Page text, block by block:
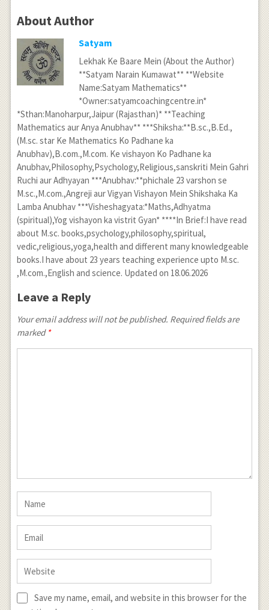
About Author
Satyam
Lekhak Ke Baare Mein (About the Author)
**Satyam Narain Kumawat** **Website
Name:Satyam Mathematics**
*Owner:satyamcoachingcentre.in*
*Sthan:Manoharpur,Jaipur (Rajasthan)* **Teaching
Mathematics aur Anya Anubhav** ***Shiksha:**B.sc.,B.Ed.,
(M.sc. star Ke Mathematics Ko Padhane ka
Anubhav),B.com.,M.com. Ke vishayon Ko Padhane ka
Anubhav,Philosophy,Psychology,Religious,sanskriti Mein Gahri
Ruchi aur Adhyayan ***Anubhav:**phichale 23 varshon se
M.sc.,M.com.,Angreji aur Vigyan Vishayon Mein Shikshaka Ka
Lamba Anubhav ***Visheshagyata:*Maths,Adhyatma
(spiritual),Yog vishayon ka vistrit Gyan* ****In Brief:I have read
about M.sc. books,psychology,philosophy,spiritual,
vedic,religious,yoga,health and different many knowledgeable
books.I have about 23 years teaching experience upto M.sc.
,M.com.,English and science. Updated on 18.06.2026
Leave a Reply
Your email address will not be published. Required fields are
marked *
Save my name, email, and website in this browser for the